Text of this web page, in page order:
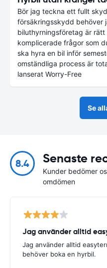
Bör jag teckna ett fullt
försäkringsskydd behöver
biluthyrningsföretag är rätt
komplicerade frågor som
ska hyra en bil inför
omständliga process är
lanserat Worry-Free
Se
8.4 Senaste
Kunder bedömer
omdömen
Jag använder alltid
Jag använder alltid
behöver boka en hyrbil.